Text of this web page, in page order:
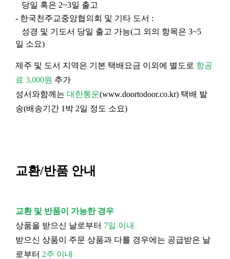
당일 혹은 2~3일 출고
- 한국천주교중앙협의회 및 기타 도서 :
성경 및 기도서 당일 출고 가능(그 외의 항목은 3~5
일 소요)
제주 및 도서 지역은 기본 택배요금 이외에 별도로 항공
료 3,000원 추가
성서와함께는 대한통운(www.doortodoor.co.kr) 택배 발
송(배송기간 1박 2일 정도 소요)
교환/반품 안내
교환 및 반품이 가능한 경우
상품을 받으신 날로부터 7일 이내
받으신 상품이 주문 상품과 다를 경우에는 공급받은 날
로부터 2주 이내